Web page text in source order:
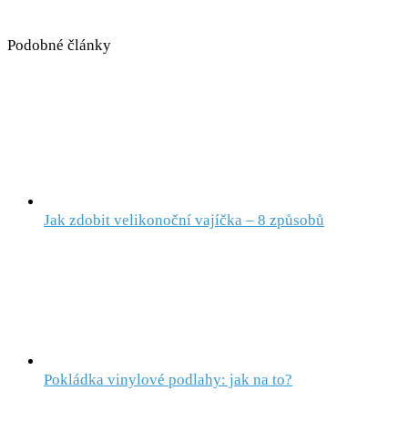
Podobné články
Jak zdobit velikonoční vajíčka – 8 způsobů
Pokládka vinylové podlahy: jak na to?